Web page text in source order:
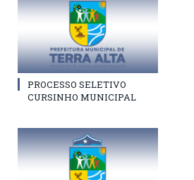
PROCESSO SELETIVO
CURSINHO MUNICIPAL